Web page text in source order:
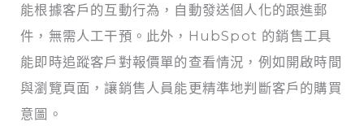
能根據客戶的互動行為，自動發送個人化的跟進郵
件，無需人工干預。此外，HubSpot 的銷售工具
能即時追蹤客戶對報價單的查看情況，例如開啟時間
與瀏覽頁面，讓銷售人員能更精準地判斷客戶的購買
意圖。